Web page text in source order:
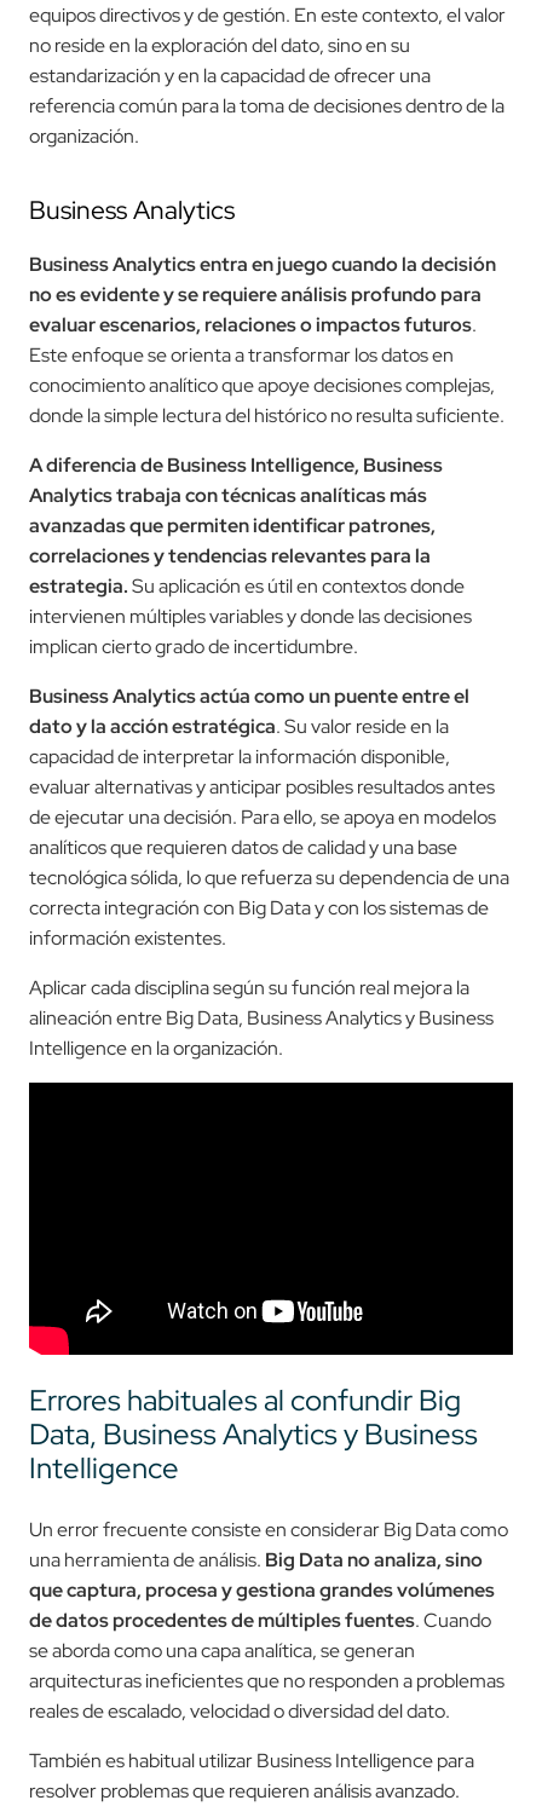
equipos directivos y de gestión. En este contexto, el valor
no reside en la exploración del dato, sino en su
estandarización y en la capacidad de ofrecer una
referencia común para la toma de decisiones dentro de la
organización.
Business Analytics
Business Analytics entra en juego cuando la decisión
no es evidente y se requiere análisis profundo para
evaluar escenarios, relaciones o impactos futuros.
Este enfoque se orienta a transformar los datos en
conocimiento analítico que apoye decisiones complejas,
donde la simple lectura del histórico no resulta suficiente.
A diferencia de Business Intelligence, Business
Analytics trabaja con técnicas analíticas más
avanzadas que permiten identificar patrones,
correlaciones y tendencias relevantes para la
estrategia.Su aplicación es útil en contextos donde
intervienen múltiples variables y donde las decisiones
implican cierto grado de incertidumbre.
Business Analytics actúa como un puente entre el
dato y la acción estratégica. Su valor reside en la
capacidad de interpretar la información disponible,
evaluar alternativas y anticipar posibles resultados antes
de ejecutar una decisión. Para ello, se apoya en modelos
analíticos que requieren datos de calidad y una base
tecnológica sólida, lo que refuerza su dependencia de una
correcta integración con Big Data y con los sistemas de
información existentes.
Aplicar cada disciplina según su función real mejora la
alineación entre Big Data, Business Analytics y Business
Intelligence en la organización.
Errores habituales al confundir Big
Data, Business Analytics y Business
Intelligence
Un error frecuente consiste en considerar Big Data como
una herramienta de análisis. Big Data no analiza, sino
que captura, procesa y gestiona grandes volúmenes
de datos procedentes de múltiples fuentes. Cuando
se aborda como una capa analítica, se generan
arquitecturas ineficientes que no responden a problemas
reales de escalado, velocidad o diversidad del dato.
También es habitual utilizar Business Intelligence para
resolver problemas que requieren análisis avanzado.